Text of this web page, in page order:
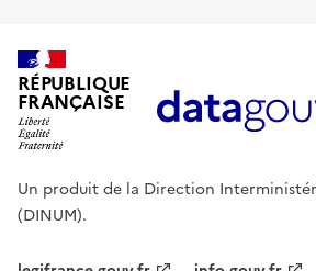
RÉPUBLIQUE
FRANÇAISE
Un produit de la Direction
(DINUM).